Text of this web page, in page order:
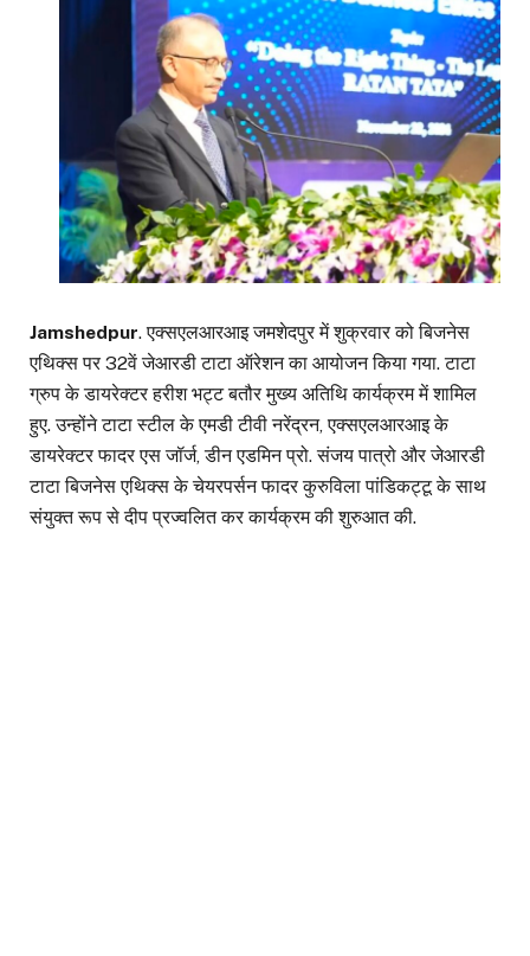
Jamshedpur. एक्सएलआरआइ जमशेदपुर में शुक्रवार को बिजनेस
एथिक्स पर 32वें जेआरडी टाटा ऑरेशन का आयोजन किया गया. टाटा
ग्रुप के डायरेक्टर हरीश भट्ट बतौर मुख्य अतिथि कार्यक्रम में शामिल
हुए. उन्होंने टाटा स्टील के एमडी टीवी नरेंद्रन, एक्सएलआरआइ के
डायरेक्टर फादर एस जॉर्ज, डीन एडमिन प्रो. संजय पात्रो और जेआरडी
टाटा बिजनेस एथिक्स के चेयरपर्सन फादर कुरुविला पांडिकट्टू के साथ
संयुक्त रूप से दीप प्रज्वलित कर कार्यक्रम की शुरुआत की.